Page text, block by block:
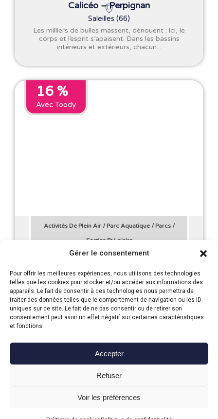
Gérer le consentement
Pour offrir les meilleures expériences, nous utilisons des technologies
telles que les cookies pour stocker et/ou accéder aux informations des
appareils. Le fait de consentir à ces technologies nous permettra de
traiter des données telles que le comportement de navigation ou les ID
uniques sur ce site. Le fait de ne pas consentir ou de retirer son
consentement peut avoir un effet négatif sur certaines caractéristiques
et fonctions.
Accepter
Refuser
Voir les préférences
Calicéo – Perpignan
Saleilles (66)
Les milliers de bulles massent, dénouent : ici, le
corps et l’esprit s’apaisent. Dans les bassins
intérieurs et extérieurs, chacun...
16 %
Avec Toody
Activités De Plein Air/ Parc Aquatique/ Parcs/
Sorties Et Loisirs
10.00 €
TSN concept
Nozay (44)
Pour le loisir ou la ride extrême, pour l’adrénaline
ou le farniente, profitez du cadre exceptionnel